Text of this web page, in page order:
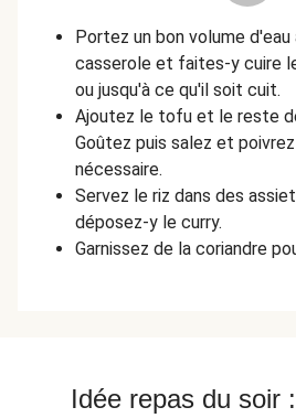
Portez un bon volume
casserole et faites-y cuire
ou jusqu'à ce qu'il soit cuit.
Ajoutez le tofu et le reste
Goûtez puis salez et
nécessaire.
Servez le riz dans des
déposez-y le curry.
Garnissez de la coriandre
Idée repas du soir